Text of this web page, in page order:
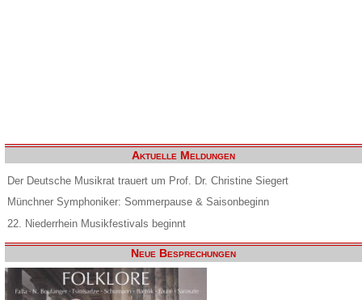
Aktuelle Meldungen
Der Deutsche Musikrat trauert um Prof. Dr. Christine Siegert
Münchner Symphoniker: Sommerpause & Saisonbeginn
22. Niederrhein Musikfestivals beginnt
Neue Besprechungen